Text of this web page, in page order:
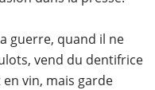
guerre, quand il ne
vend du dentifrice
vin, mais garde